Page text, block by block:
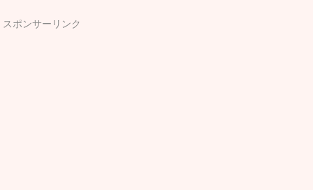
スポンサーリンク